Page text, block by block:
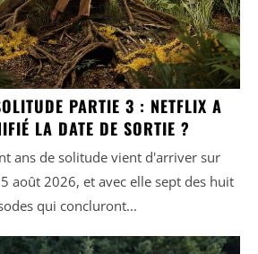
PARTIE 3 : NETFLIX A
LA DATE DE SORTIE ?
ans de solitude vient d'arriver sur
août 2026, et avec elle sept des huit
qui concluront...